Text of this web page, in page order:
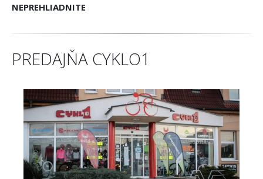
NEPREHLIADNITE
PREDAJŇA CYKLO1